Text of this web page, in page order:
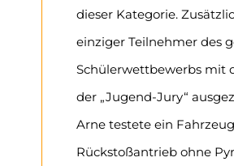
dieser Kategorie.
einziger Teilnehmer des
Schülerwettbewerbs mit
der „Jugend-Jury“
Arne testete ein
Rückstoßantrieb ohne